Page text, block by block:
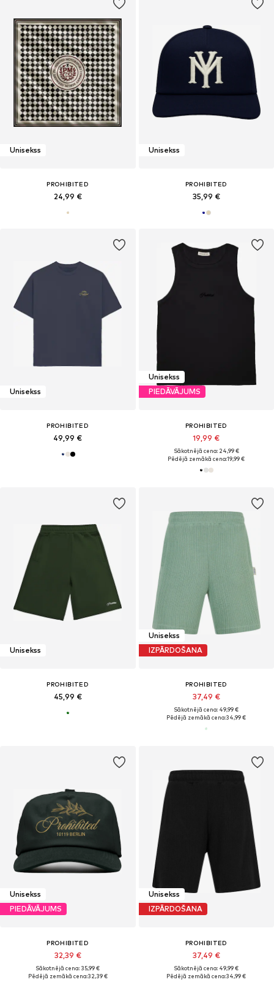
Unisekss
PROHIBITED
24,99 €
Unisekss
PROHIBITED
35,99 €
Unisekss
PROHIBITED
49,99 €
Unisekss
PIEDĀVĀJUMS
PROHIBITED
19,99 €
Sākotnējā cena: 24,99 €
Pēdējā zemākā cena:19,99 €
Unisekss
PROHIBITED
45,99 €
Unisekss
IZPĀRDOŠANA
PROHIBITED
37,49 €
Sākotnējā cena: 49,99 €
Pēdējā zemākā cena:34,99 €
Unisekss
PIEDĀVĀJUMS
PROHIBITED
32,39 €
Sākotnējā cena: 35,99 €
Pēdējā zemākā cena:32,39 €
Unisekss
IZPĀRDOŠANA
PROHIBITED
37,49 €
Sākotnējā cena: 49,99 €
Pēdējā zemākā cena:34,99 €